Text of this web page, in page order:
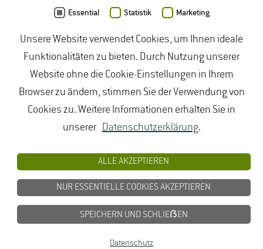
OpenStreetMap- Veröffentlicht unterODbL
duales Studium Gartenbau| Gartenbau Studium|
Lebensmittelrecht Studium|Lebensmittelsicherheit
Studium| Naturschutz Studium|Oenologie
Studium| Studiengang Logistik|Studiengänge
Lebensmittel |Studiengänge Natur| Studiengänge
Studium Landschaftsarchitektur
Studium Lebensmittel|Studium
Lebensmittelsicherheit|Studium Logistik|Studium
Studium Naturschutz|Studium
Essential Statistik Marketing
Unsere Website verwendet Cookies, um Ihnen ideale
Funktionalitäten zu bieten. Durch Nutzung unserer
Website ohne die Cookie-Einstellungen in Ihrem
Browser zu ändern, stimmen Sie der Verwendung von
Cookies zu. Weitere Informationen erhalten Sie in
unserer Datenschutzerklärung.
ALLE AKZEPTIEREN
NUR ESSENTIELLE COOKIES AKZEPTIEREN
SPEICHERN UND SCHLIEẞEN
Datenschutz